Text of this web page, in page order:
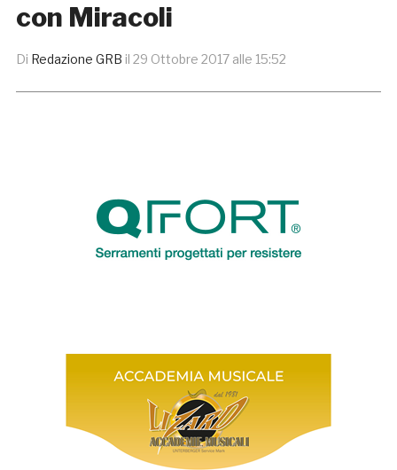
con Miracoli
Di Redazione GRB il 29 Ottobre 2017 alle 15:52